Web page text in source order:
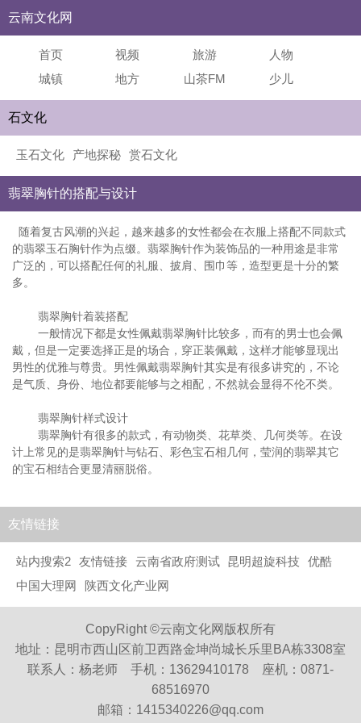
云南文化网
首页 视频 旅游
人物
城镇
地方 山茶FM 少儿
石文化
玉石文化 产地探秘 赏石文化
翡翠胸针的搭配与设计
随着复古风潮的兴起，越来越多的女性都会在衣服上搭配不同款式
的翡翠玉石胸针作为点缀。翡翠胸针作为装饰品的一种用途是非常
广泛的，可以搭配任何的礼服、披肩、围巾等，造型更是十分的繁
多。
翡翠胸针着装搭配
一般情况下都是女性佩戴翡翠胸针比较多，而有的男士也会佩
戴，但是一定要选择正是的场合，穿正装佩戴，这样才能够显现出
男性的优雅与尊贵。男性佩戴翡翠胸针其实是有很多讲究的，不论
是气质、身份、地位都要能够与之相配，不然就会显得不伦不类。
翡翠胸针样式设计
翡翠胸针有很多的款式，有动物类、花草类、几何类等。在设
计上常见的是翡翠胸针与钻石、彩色宝石相几何，莹润的翡翠其它
的宝石相结合更显清丽脱俗。
友情链接
站内搜索2 友情链接 云南省政府测试 昆明超旋科技
优酷
中国大理网
陕西文化产业网
CopyRight ©云南文化网版权所有
地址：昆明市西山区前卫西路金坤尚城长乐里BA栋3308室
联系人：杨老师 手机：13629410178 座机：0871-
68516970
邮箱：1415340226@qq.com